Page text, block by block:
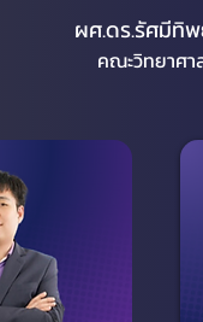
ผศ.ดร.รัศมีทิ
คณะวิทยาศา